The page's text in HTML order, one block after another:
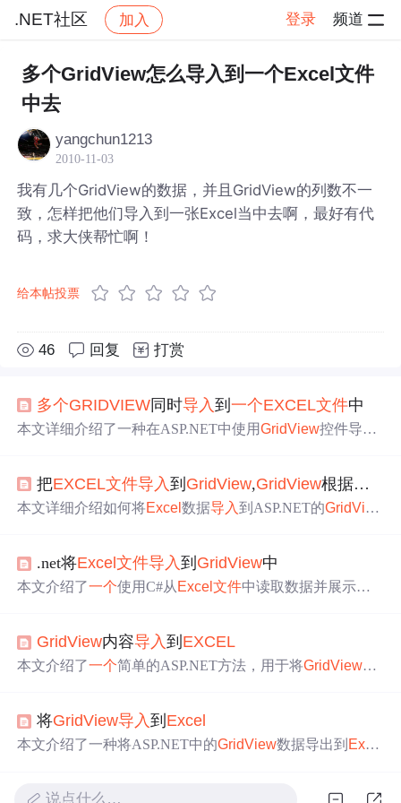
.NET社区 加入 登录 频道
社区 .NET社区 帖子详情
多个GridView怎么导入到一个Excel文件
中去
yangchun1213
2010-11-03
我有几个GridView的数据，并且GridView的列数不一
致，怎样把他们导入到一张Excel当中去啊，最好有代
码，求大侠帮忙啊！
给本帖投票
46 回复 打赏
多个GRIDVIEW同时导入到一个EXCEL文件中
本文详细介绍了一种在ASP.NET中使用GridView控件导出
把EXCEL文件导入到 GridView,GridView根据要求动态的增加列（转）
本文详细介绍如何将Excel数据导入到ASP.NET的GridVie
列，实现了灵活的数据展示。
.net将Excel文件导入到 GridView中
本文介绍了一个使用C#从 Excel文件中读取数据并展示在
GridView内容导入到 EXCEL
本文介绍了一个简单的ASP.NET方法，用于将GridView中
防止出现错误提示，必须将GridView
on属性设置为false。
将GridView导入到 Excel
本文介绍了一种将ASP.NET中的GridView数据导出到 Exce
说点什么…